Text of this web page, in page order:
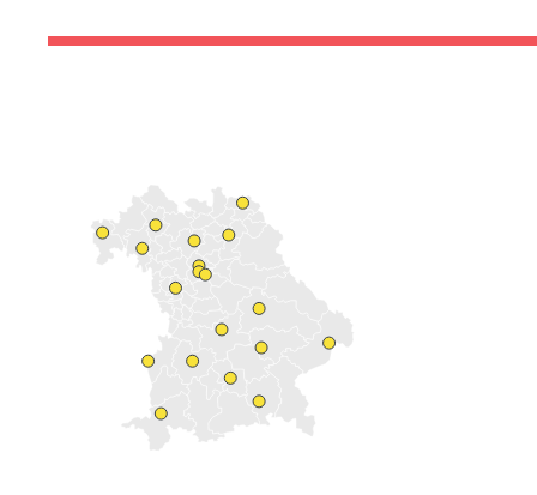
Religion in der Schule
Aktiv gegen Missbrauch
Tourismus
Weltanschauungsfragen
Gegen Rechtsextremismus